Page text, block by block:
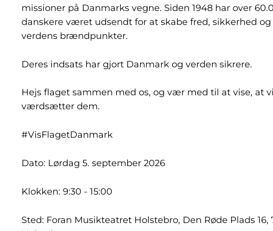
missioner på Danmarks vegne. Siden 1948 har over
danskere været udsendt for at skabe fred, sikkerhed
verdens brændpunkter.
Deres indsats har gjort Danmark og verden sikrere.
Hejs flaget sammen med os, og vær med til at vise, at
værdsætter dem.
#VisFlagetDanmark
Dato: Lørdag 5. september 2026
Klokken: 9:30 - 15:00
Sted: Foran Musikteatret Holstebro, Den Røde Plads 16,